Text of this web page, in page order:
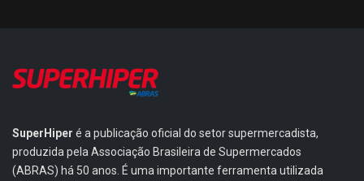
SuperHiper é a publicação oficial do setor supermercadista,
produzida pela Associação Brasileira de Supermercados
(ABRAS) há 50 anos. É uma importante ferramenta utilizada